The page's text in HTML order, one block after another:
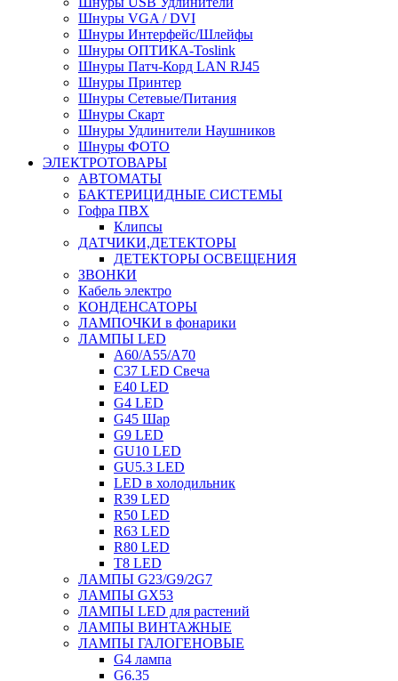
Шнуры VGA / DVI
Шнуры Интерфейс/Шлейфы
Шнуры ОПТИКА-Toslink
Шнуры Патч-Корд LAN RJ45
Шнуры Принтер
Шнуры Сетевые/Питания
Шнуры Скарт
Шнуры Удлинители Наушников
Шнуры ФОТО
ЭЛЕКТРОТОВАРЫ
АВТОМАТЫ
БАКТЕРИЦИДНЫЕ СИСТЕМЫ
Гофра ПВХ
Клипсы
ДАТЧИКИ,ДЕТЕКТОРЫ
ДЕТЕКТОРЫ ОСВЕЩЕНИЯ
ЗВОНКИ
Кабель электро
КОНДЕНСАТОРЫ
ЛАМПОЧКИ в фонарики
ЛАМПЫ LED
A60/A55/A70
C37 LED Свеча
E40 LED
G4 LED
G45 Шар
G9 LED
GU10 LED
GU5.3 LED
LED в холодильник
R39 LED
R50 LED
R63 LED
R80 LED
T8 LED
ЛАМПЫ G23/G9/2G7
ЛАМПЫ GX53
ЛАМПЫ LED для растений
ЛАМПЫ ВИНТАЖНЫЕ
ЛАМПЫ ГАЛОГЕНОВЫЕ
G4 лампа
G6.35